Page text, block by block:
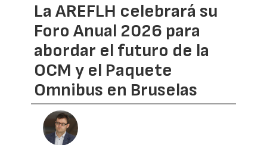
La AREFLH celebrará su
Foro Anual 2026 para
abordar el futuro de la
OCM y el Paquete
Omnibus en Bruselas